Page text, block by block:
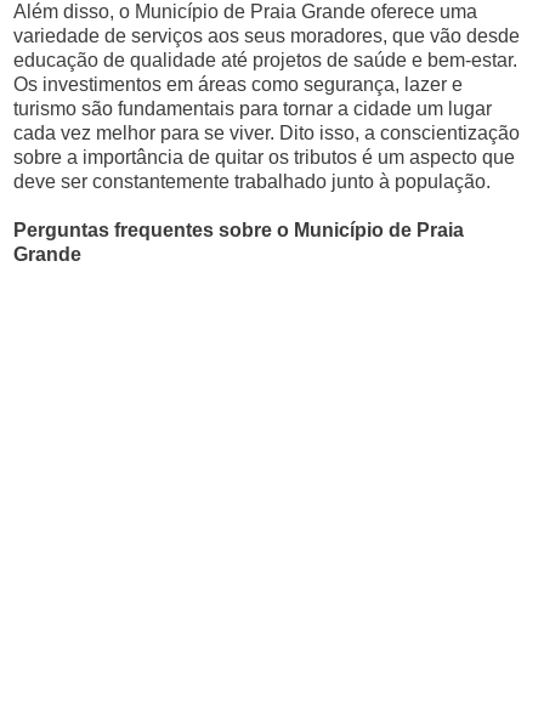
Além disso, o Município de Praia Grande oferece uma
variedade de serviços aos seus moradores, que vão desde
educação de qualidade até projetos de saúde e bem-estar.
Os investimentos em áreas como segurança, lazer e
turismo são fundamentais para tornar a cidade um lugar
cada vez melhor para se viver. Dito isso, a conscientização
sobre a importância de quitar os tributos é um aspecto que
deve ser constantemente trabalhado junto à população.
Perguntas frequentes sobre o Município de Praia
Grande